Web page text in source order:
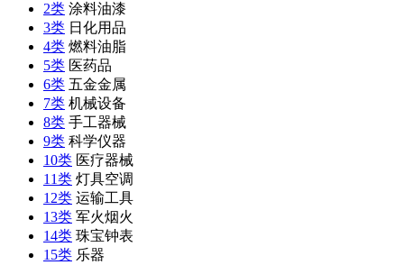
2类 涂料油漆
3类 日化用品
4类 燃料油脂
5类 医药品
6类 五金金属
7类 机械设备
8类 手工器械
9类 科学仪器
10类 医疗器械
11类 灯具空调
12类 运输工具
13类 军火烟火
14类 珠宝钟表
15类 乐器